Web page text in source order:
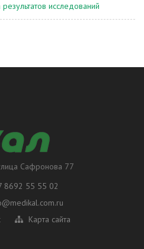
исследований
Сафронова 77
8692 55 55 02
Карта сайта